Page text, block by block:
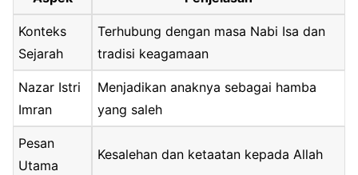
Konteks
Sejarah
Terhubung dengan masa Nabi Isa dan
tradisi keagamaan
Nazar Istri
Imran
Menjadikan anaknya sebagai hamba
yang saleh
Pesan
Utama
Kesalehan dan ketaatan kepada Allah